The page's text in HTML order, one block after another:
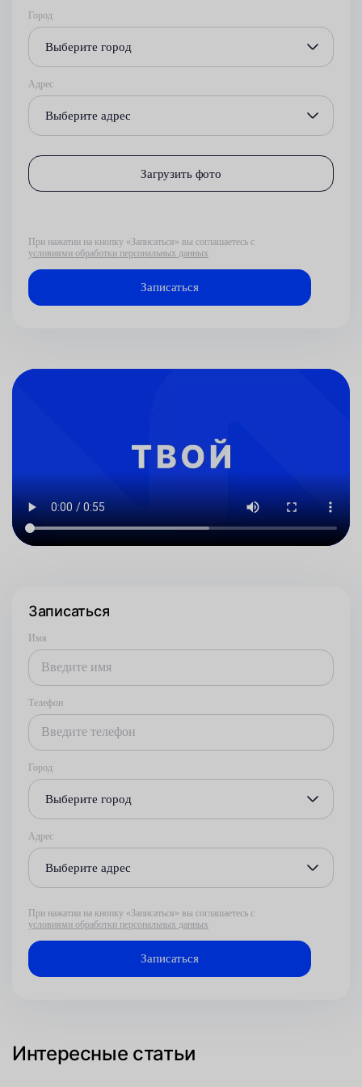
Город
Выберите город
Адрес
Выберите адрес
Загрузить фото
При нажатии на кнопку «Записаться» вы соглашаетесь с
условиями обработки персональных данных
Записаться
Имя
Телефон
Город
Выберите город
Адрес
Выберите адрес
При нажатии на кнопку «Записаться» вы соглашаетесь с
условиями обработки персональных данных
Интересные статьи